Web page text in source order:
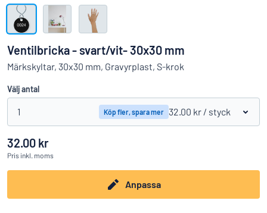
Hittar du inte det du söker? Börja designa din skylt
Visa alla kategorier
Logga
in
Kundservice
Privatperson Företag
Ventilbricka - svart/vit- 30x30 mm
Märkskyltar, 30x30 mm, Gravyrplast, S-krok
Välj antal
1 Köp fler, spara mer 32.00 kr / styck
32.00 kr
Pris inkl. moms
Anpassa